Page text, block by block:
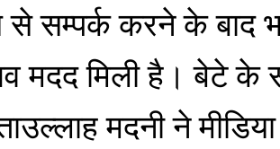
से सम्पर्क करने के बाद
मदद मिली है। बेटे
मदनी ने